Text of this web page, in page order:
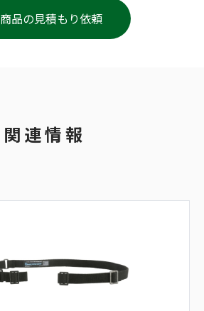
商品の見積もり依頼
関連情報